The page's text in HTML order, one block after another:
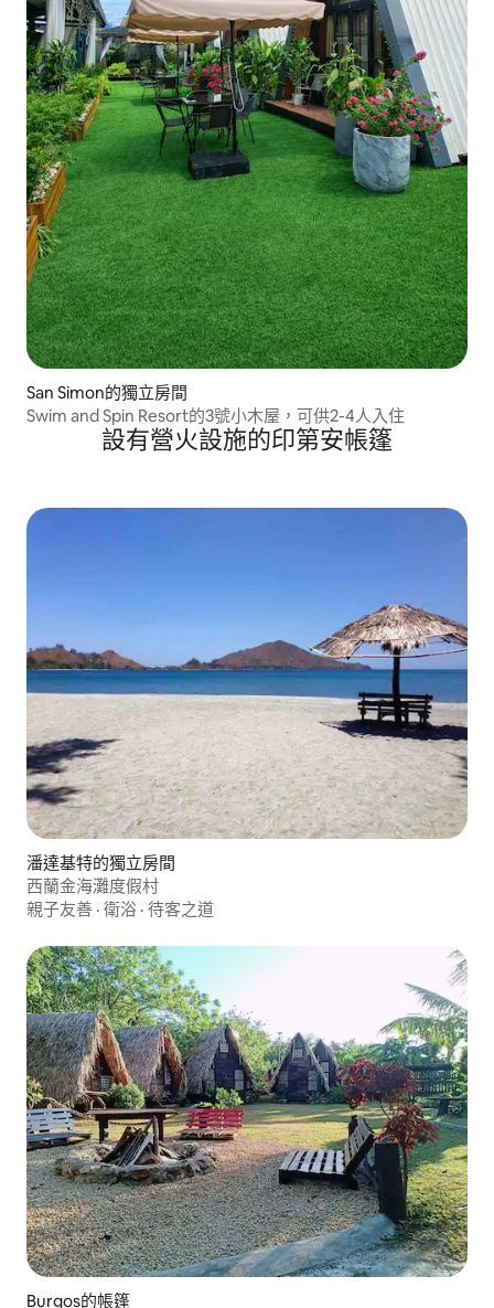
San Simon的獨立房間
Swim and Spin Resort的3號小木屋，可供2-4人入住
設有營火設施的印第安帳篷
潘達基特的獨立房間
西蘭金海灘度假村
親子友善 · 衛浴 · 待客之道
Burgos的帳篷